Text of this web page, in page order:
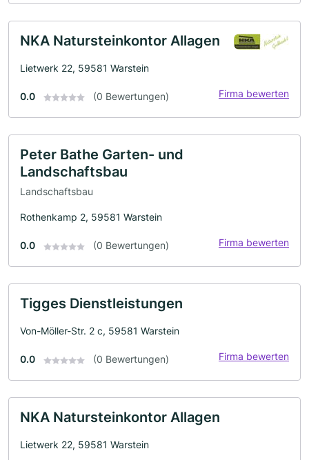
NKA Natursteinkontor Allagen
Lietwerk 22, 59581 Warstein
0.0 (0 Bewertungen) Firma bewerten
Peter Bathe Garten- und
Landschaftsbau
Landschaftsbau
Rothenkamp 2, 59581 Warstein
0.0 (0 Bewertungen) Firma bewerten
Tigges Dienstleistungen
Von-Möller-Str. 2 c, 59581 Warstein
0.0 (0 Bewertungen) Firma bewerten
NKA Natursteinkontor Allagen
Lietwerk 22, 59581 Warstein